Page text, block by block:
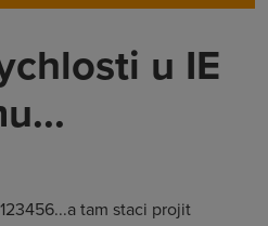
u IE
tam staci projit